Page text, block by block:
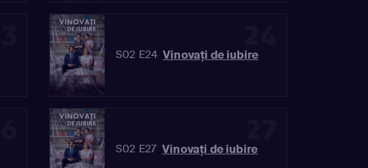
S02 E24 Vinovaţi de iubire
S02 E27 Vinovaţi de iubire